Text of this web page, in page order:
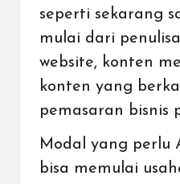
seperti sekarang
mulai dari
website, konten
konten yang
pemasaran bisnis
Modal yang perlu
bisa memulai